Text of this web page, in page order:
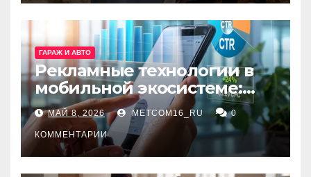
ГАРАЖ И АВТО
Рекламные технологии в
мобильной экосистеме:
ключевые сервисы и
принципы работы
МАЙ 8, 2026 METCOM16_RU 0
КОММЕНТАРИИ